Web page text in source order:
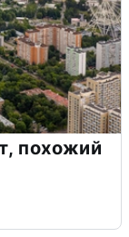
похожий